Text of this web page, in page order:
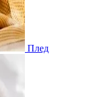
Плед